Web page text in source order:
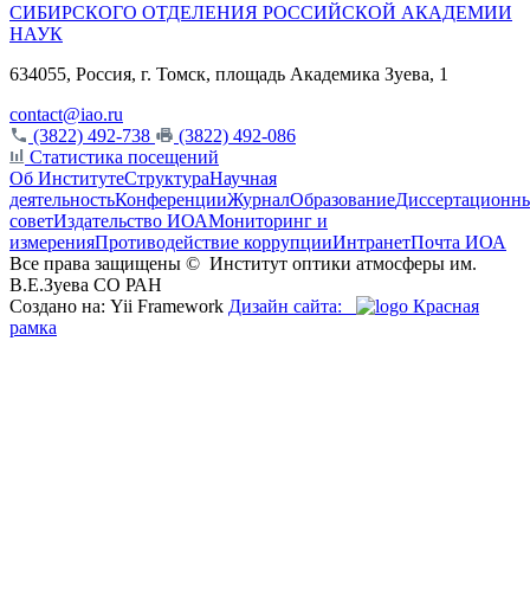
СИБИРСКОГО ОТДЕЛЕНИЯ РОССИЙСКОЙ АКАДЕМИИ
НАУК
634055, Россия, г. Томск, площадь Академика Зуева, 1
contact@iao.ru
(3822) 492-738
(3822) 492-086
Статистика посещений
Об ИнститутеСтруктураНаучная
деятельностьКонференцииЖурналОбразование
советИздательство ИОАМониторинг и
измеренияПротиводействие коррупцииИнтранетПочта ИОА
Все права защищены © Институт оптики атмосферы им.
В.Е.Зуева СО РАН
Создано на: Yii Framework Дизайн сайта:
Красная
рамка